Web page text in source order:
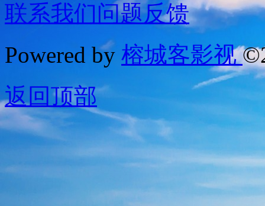
联系我们问题反馈
Powered by 榕城客影视
返回顶部